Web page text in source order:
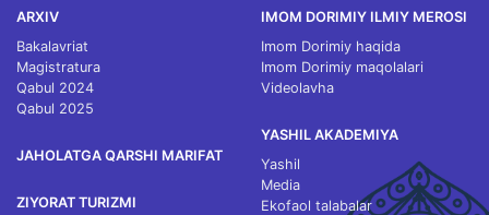
ARXIV
Bakalavriat
Magistratura
Qabul 2024
Qabul 2025
JAHOLATGA QARSHI MARIFAT
ZIYORAT TURIZMI
IMOM DORIMIY ILMIY MEROSI
Imom Dorimiy haqida
Imom Dorimiy maqolalari
Videolavha
YASHIL AKADEMIYA
Yashil
Media
Ekofaol talabalar